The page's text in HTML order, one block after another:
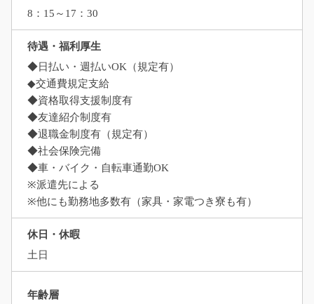
8：15～17：30
待遇・福利厚生
◆日払い・週払いOK（規定有）
◆交通費規定支給
◆資格取得支援制度有
◆友達紹介制度有
◆退職金制度有（規定有）
◆社会保険完備
◆車・バイク・自転車通勤OK
※派遣先による
※他にも勤務地多数有（家具・家電つき寮も有）
休日・休暇
土日
年齢層